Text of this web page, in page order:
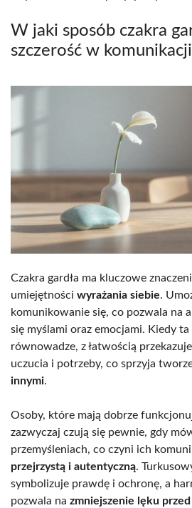
W jaki sposób czakra
szczerość w
Czakra gardła ma kluczowe
umiejętności wyrażania siebie.
komunikowanie się, co pozwala na
się myślami oraz emocjami. Kiedy
równowadze, z łatwością
uczucia i potrzeby, co sprzyja
innymi.
Osoby, które mają dobrze
zazwyczaj czują się pewnie, gdy
przemyśleniach, co czyni ich
przejrzystą i autentyczną.
symbolizuje prawdę i ochronę, a
pozwala na zmniejszenie lęku